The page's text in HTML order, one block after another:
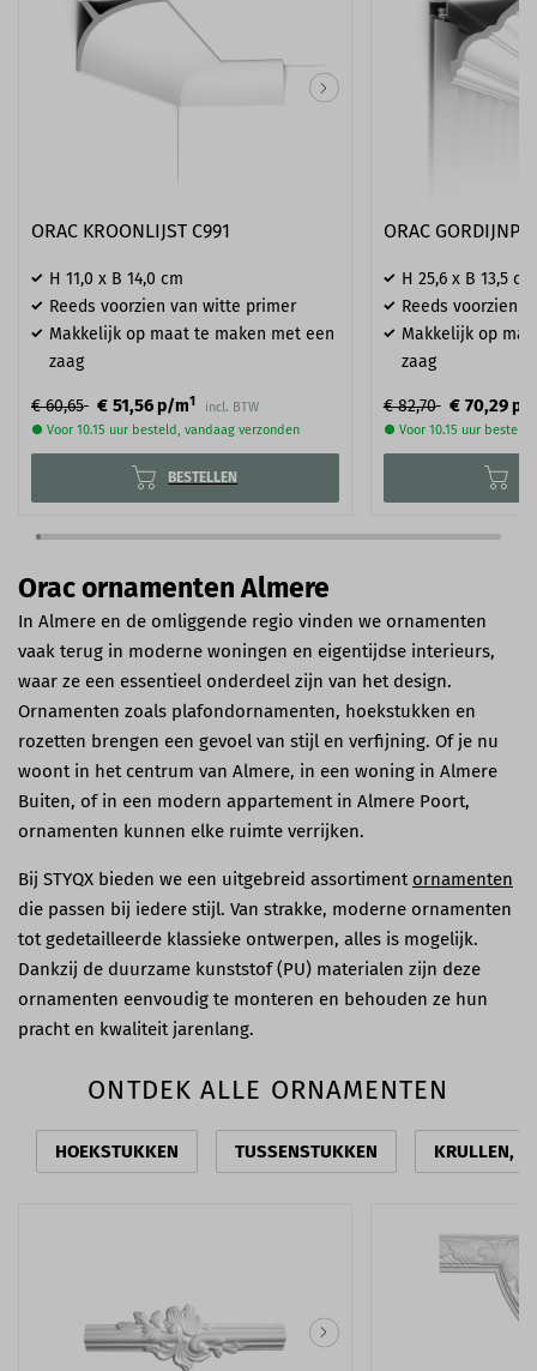
ORAC KROONLIJST C991
H 11,0 x B 14,0 cm
Reeds voorzien van witte primer
Makkelijk op maat te maken met een
zaag
€ 60,65 € 51,56p/m1
incl. BTW
● Voor 10.15 uur besteld, vandaag verzonden
BESTELLEN
ORAC
H 25,6 x B 13,5 cm
Reeds voorzien
Makkelijk op
zaag
€ 82,70 € 70,29p/
● Voor 10.15 uur
Orac ornamenten Almere
In Almere en de omliggende regio vinden we ornamenten
vaak terug in moderne woningen en eigentijdse interieurs,
waar ze een essentieel onderdeel zijn van het design.
Ornamenten zoals plafondornamenten, hoekstukken en
rozetten brengen een gevoel van stijl en verfijning. Of je nu
woont in het centrum van Almere, in een woning in Almere
Buiten, of in een modern appartement in Almere Poort,
ornamenten kunnen elke ruimte verrijken.
Bij STYQX bieden we een uitgebreid assortiment ornamenten
die passen bij iedere stijl. Van strakke, moderne ornamenten
tot gedetailleerde klassieke ontwerpen, alles is mogelijk.
Dankzij de duurzame kunststof (PU) materialen zijn deze
ornamenten eenvoudig te monteren en behouden ze hun
pracht en kwaliteit jarenlang.
ONTDEK ALLE ORNAMENTEN
HOEKSTUKKEN TUSSENSTUKKEN KRULLEN,